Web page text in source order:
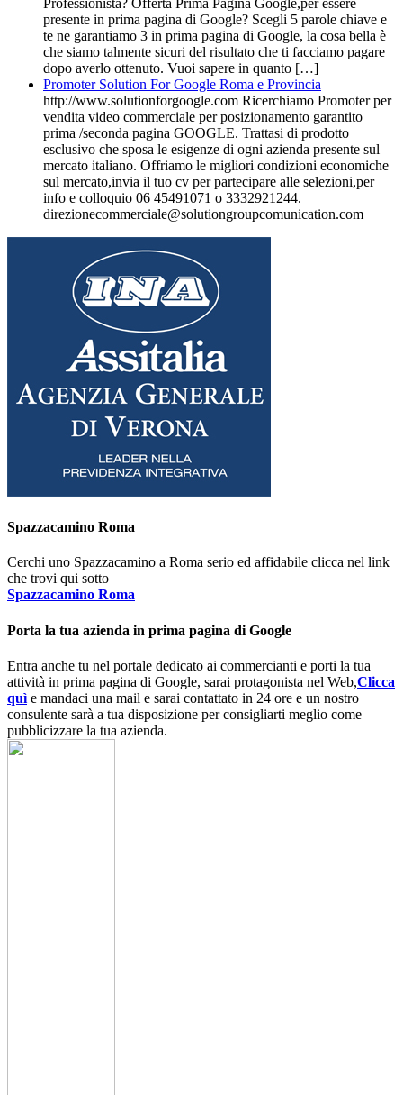
presente in prima pagina di Google? Scegli 5 parole chiave e
te ne garantiamo 3 in prima pagina di Google, la cosa bella è
che siamo talmente sicuri del risultato che ti facciamo pagare
dopo averlo ottenuto. Vuoi sapere in quanto […]
Promoter Solution For Google Roma e Provincia
http://www.solutionforgoogle.com Ricerchiamo Promoter per
vendita video commerciale per posizionamento garantito
prima /seconda pagina GOOGLE. Trattasi di prodotto
esclusivo che sposa le esigenze di ogni azienda presente sul
mercato italiano. Offriamo le migliori condizioni economiche
sul mercato,invia il tuo cv per partecipare alle selezioni,per
info e colloquio 06 45491071 o 3332921244.
direzionecommerciale@solutiongroupcomunication.com
Spazzacamino Roma
Cerchi uno Spazzacamino a Roma serio ed affidabile clicca nel link
che trovi qui sotto
Spazzacamino Roma
Porta la tua azienda in prima pagina di Google
Entra anche tu nel portale dedicato ai commercianti e porti la tua
attività in prima pagina di Google, sarai protagonista nel Web,Clicca
quì e mandaci una mail e sarai contattato in 24 ore e un nostro
consulente sarà a tua disposizione per consigliarti meglio come
pubblicizzare la tua azienda.